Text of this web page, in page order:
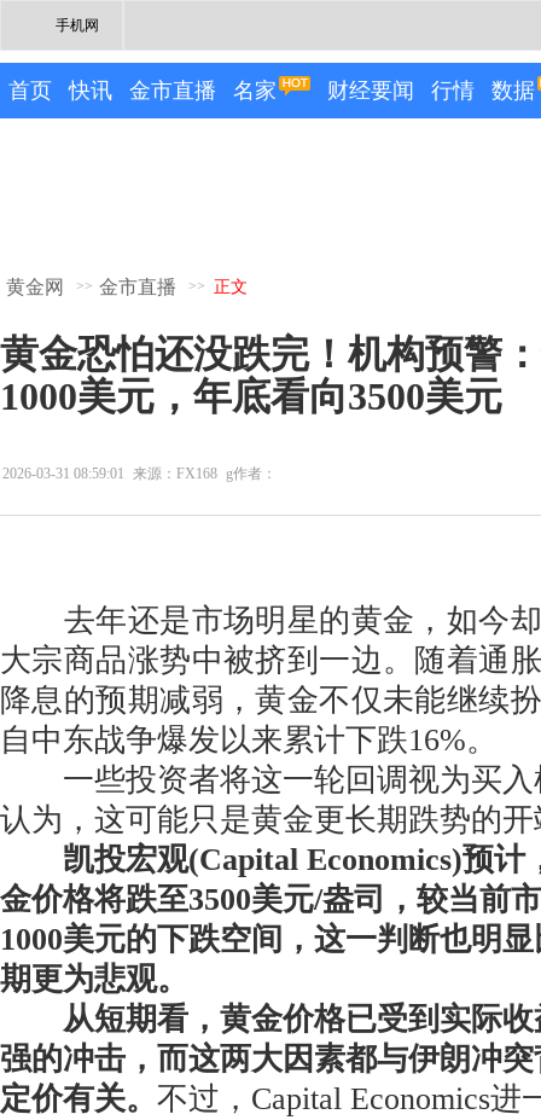
手机网
首页 快讯 金市直播 名家 财经要闻 行情 数据
黄金网 >> 金市直播 >> 正文
黄金恐怕还没跌完！机构预警
1000美元，年底看向3500美元
2026-03-31 08:59:01 来源：FX168 g作者：
去年还是市场明星的黄金，如今却
大宗商品涨势中被挤到一边。随着通
降息的预期减弱，黄金不仅未能继续
自中东战争爆发以来累计下跌16%。
一些投资者将这一轮回调视为买入
认为，这可能只是黄金更长期跌势的
凯投宏观(Capital Economics)预计
金价格将跌至3500美元/盎司，较当前
1000美元的下跌空间，这一判断也明
期更为悲观。
从短期看，黄金价格已受到实际
强的冲击，而这两大因素都与伊朗冲
定价有关。 不过，Capital Economics